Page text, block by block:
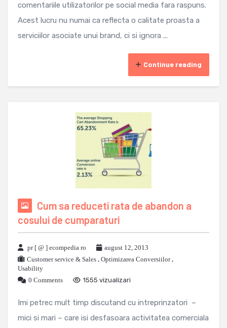
comentariile utilizatorilor pe social media fara raspuns.
Acest lucru nu numai ca reflecta o calitate proasta a
serviciilor asociate unui brand, ci si ignora ...
Continue reading
Cum sa reduceti rata de abandon a
cosului de cumparaturi
pr [ @ ] ecompedia ro
august 12, 2013
Customer service & Sales , Optimizarea Conversiilor,
Usability
0 Comments
1555 vizualizari
Imi petrec mult timp discutand cu intreprinzatori –
mici si mari – care isi desfasoara activitatea comerciala